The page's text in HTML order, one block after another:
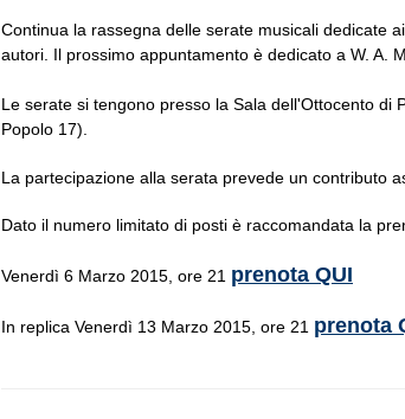
Continua la rassegna delle serate musicali dedicate
autori. Il prossimo appuntamento è dedicato a W. A.
Le serate si tengono presso la Sala dell'Ottocento di
Popolo 17).
La partecipazione alla serata prevede un contributo
Dato il numero limitato di posti è raccomandata la
Venerdì 6 Marzo 2015, ore 21 prenota QUI
In replica Venerdì 13 Marzo 2015, ore 21 prenota